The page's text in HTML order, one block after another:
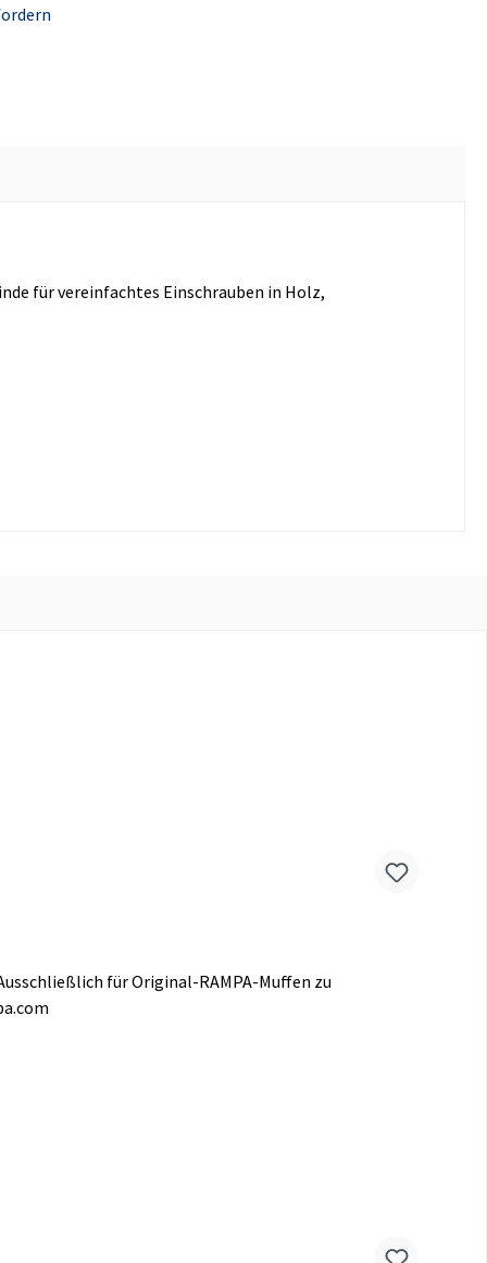
für vereinfachtes Einschrauben in Holz,
für Original-RAMPA-Muffen zu